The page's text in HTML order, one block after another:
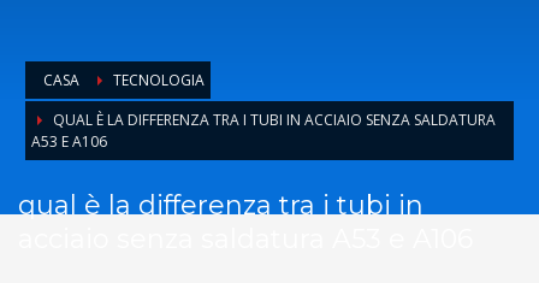
CASA
TECNOLOGIA
QUAL È LA DIFFERENZA TRA I TUBI IN ACCIAIO SENZA SALDATURA
A53 E A106
qual è la differenza tra i tubi in